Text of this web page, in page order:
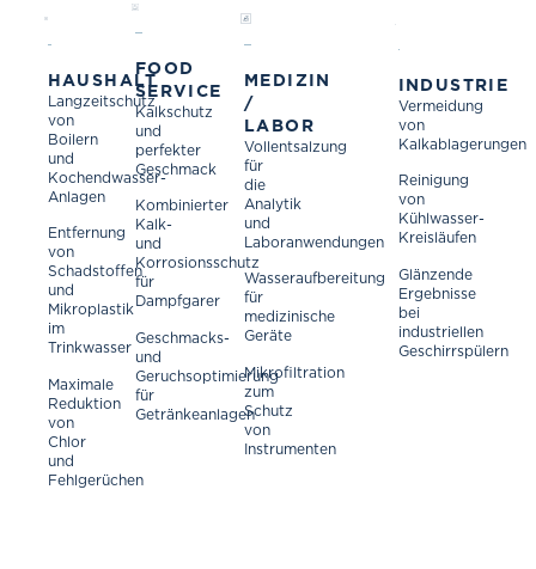
HAUSHALT
Langzeitschutz
von
Boilern
und
Kochendwasser-
Anlagen
Entfernung
von
Schadstoffen
und
Mikroplastik
im
Trinkwasser
Maximale
Reduktion
von
Chlor
und
Fehlgerüchen
FOOD
SERVICE
Kalkschutz
und
perfekter
Geschmack
Kombinierter
Kalk-
und
Korrosionsschutz
für
Dampfgarer
Geschmacks-
und
Geruchsoptimierung
für
Getränkeanlagen
MEDIZIN
/
LABOR
Vollentsalzung
für
die
Analytik
und
Laboranwendungen
Wasseraufbereitung
für
medizinische
Geräte
Mikrofiltration
zum
Schutz
von
Instrumenten
INDUSTRIE
Vermeidung
von
Kalkablagerungen
Reinigung
von
Kühlwasser-
Kreisläufen
Glänzende
Ergebnisse
bei
industriellen
Geschirrspülern